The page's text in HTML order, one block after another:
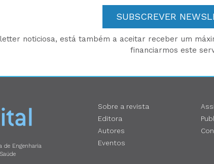
SUBSCREVER
noticiosa, está também a aceitar receber um
financiarmos este
de Engenharia
Sobre a revista
Editora
Autores
Eventos